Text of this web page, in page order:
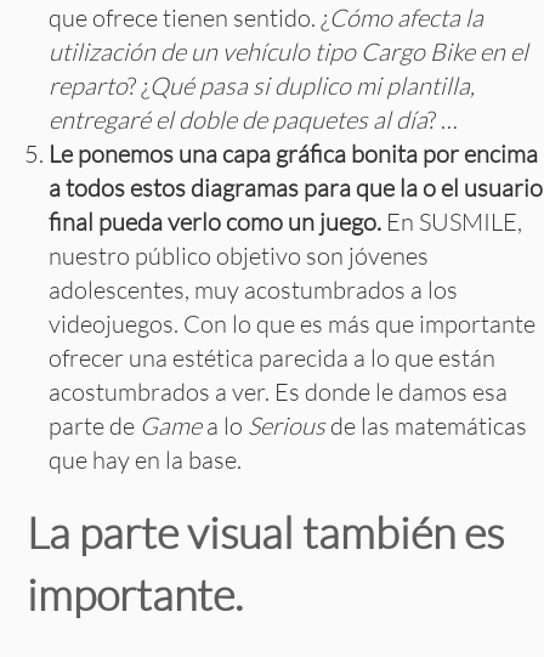
que ofrece tienen sentido. ¿Cómo afecta la
utilización de un vehículo tipo Cargo Bike en el
reparto? ¿Qué pasa si duplico mi plantilla,
entregaré el doble de paquetes al día? …
Le ponemos una capa gráfica bonita por encima
a todos estos diagramas para que la o el usuario
final pueda verlo como un juego. En SUSMILE,
nuestro público objetivo son jóvenes
adolescentes, muy acostumbrados a los
videojuegos. Con lo que es más que importante
ofrecer una estética parecida a lo que están
acostumbrados a ver. Es donde le damos esa
parte de Gamea lo Seriousde las matemáticas
que hay en la base.
La parte visual también es
importante.